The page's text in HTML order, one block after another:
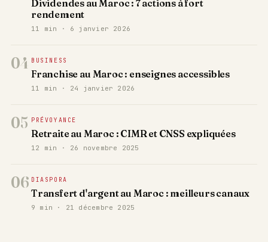
Dividendes au Maroc : 7 actions à fort
rendement
11 min · 6 janvier 2026
04 BUSINESS
Franchise au Maroc : enseignes accessibles
11 min · 24 janvier 2026
05 PRÉVOYANCE
Retraite au Maroc : CIMR et CNSS expliquées
12 min · 26 novembre 2025
06 DIASPORA
Transfert d'argent au Maroc : meilleurs canaux
9 min · 21 décembre 2025